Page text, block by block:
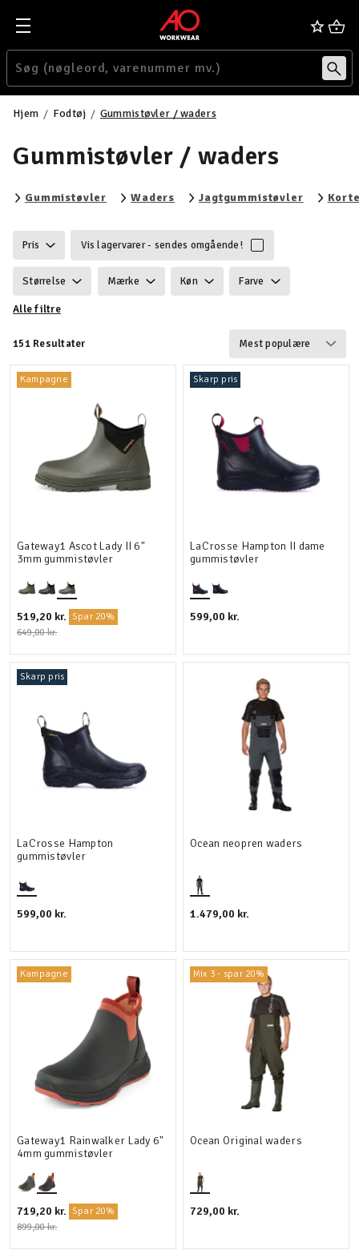
Hjem Fodtøj Gummistøvler / waders
Gummistøvler / waders
Gummistøvler Filtrér efter category: Gummistøvler
Waders Filtrér efter category: Waders
JagtgummistøvlerFiltrér
Pris Vis lagervarer - sendes omgående!
Størrelse Mærke Køn Farve
Ansvarlighed
Funktionalitet
Sikkerhed Velegnet til
Alle filtre
151 Resultater
Kampagne
Gateway1 Ascot Lady II 6"
3mm gummistøvler
519,20 kr. Spar 20%
649,00 kr.
Skarp pris
LaCrosse Hampton II dame
gummistøvler
599,00 kr.
Skarp pris
LaCrosse Hampton
gummistøvler
599,00 kr.
Ocean neopren waders
1.479,00 kr.
Kampagne
Gateway1 Rainwalker Lady 6"
4mm gummistøvler
719,20 kr. Spar 20%
899,00 kr.
Mix 3 - spar 20%
Ocean Original waders
729,00 kr.